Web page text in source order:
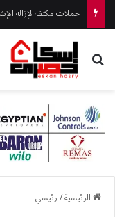
حملات مكثقة لإزالة
بحث عن
الرئيسية/رئيسي